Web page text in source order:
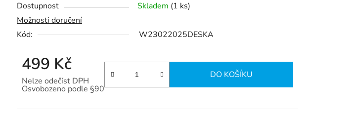
produktu
je
0,0
hvězdiček.
Dostupnost Skladem (1 ks)
Možnosti doručení
Kód:
W23022025DESKA
499 Kč
Nelze odečíst DPH
Osvobozeno podle §90
DO KOŠÍKU